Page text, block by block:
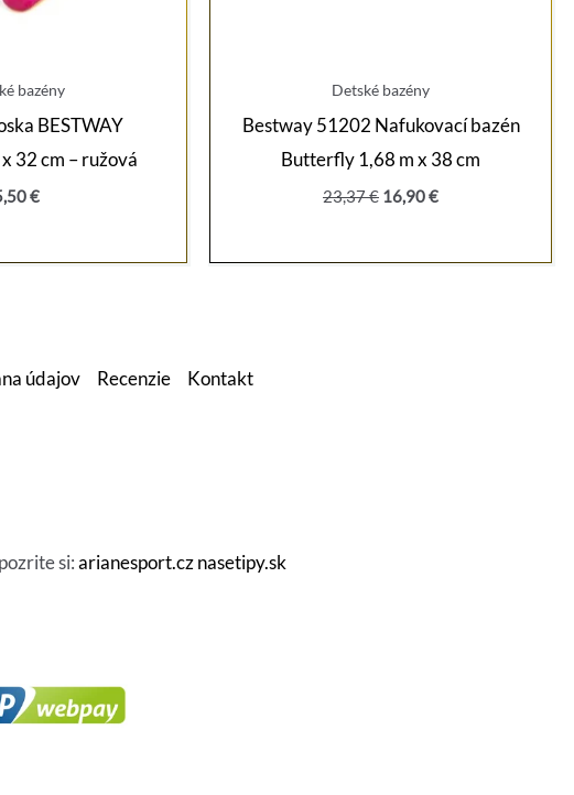
bazény
BESTWAY
32 cm – ružová
€
Detské bazény
Bestway 51202 Nafukovací bazén
Butterfly 1,68 m x 38 cm
23,37€ Pôvodná
23,37 €.
16,90€Aktuálna
16,90 €.
údajov Recenzie Kontakt
pozrite si:arianesport.cznasetipy.sk